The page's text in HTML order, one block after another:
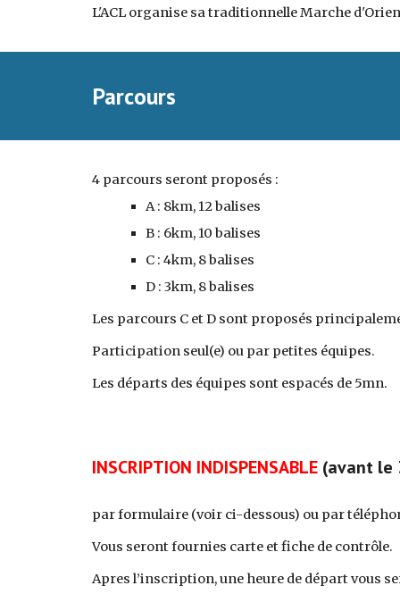
L'ACL organise sa traditionnelle Marche
Parcours
4 parcours seront proposés :
A : 8km, 12 balises
B : 6km, 10 balises
C : 4km, 8 balises
D : 3km, 8 balises
Les parcours C et D sont proposés
Participation seul(e) ou par petites équipes.
Les départs des équipes sont espacés de 5mn.
INSCRIPTION INDISPENSABLE (avant le
par formulaire (voir ci-dessous) ou par
Vous seront fournies carte et fiche de contrôle.
Apres l’inscription, une heure de départ vous